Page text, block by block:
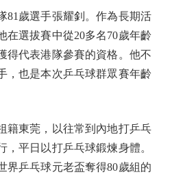
歲選手張耀釗。作為長期活
在選拔賽中從20多名70歲年齡
得代表港隊參賽的資格。他不
，也是本次乒乓球群眾賽年齡
東莞，以往常到內地打乒乓
，平日以打乒乓球鍛煉身體。
界乒乓球元老盃奪得80歲組的